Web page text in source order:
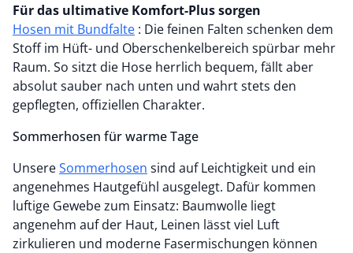
Für das ultimative Komfort-Plus sorgen
Hosen mit Bundfalte : Die feinen Falten schenken dem
Stoff im Hüft- und Oberschenkelbereich spürbar mehr
Raum. So sitzt die Hose herrlich bequem, fällt aber
absolut sauber nach unten und wahrt stets den
gepflegten, offiziellen Charakter.
Sommerhosen für warme Tage
UnsereSommerhosen
angenehmes Hautgefühl ausgelegt. Dafür kommen
luftige Gewebe zum Einsatz: Baumwolle liegt
angenehm auf der Haut, Leinen lässt viel Luft
zirkulieren und moderne Fasermischungen können